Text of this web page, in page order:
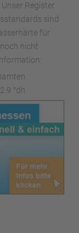
Register
sind
für
nicht
°dh